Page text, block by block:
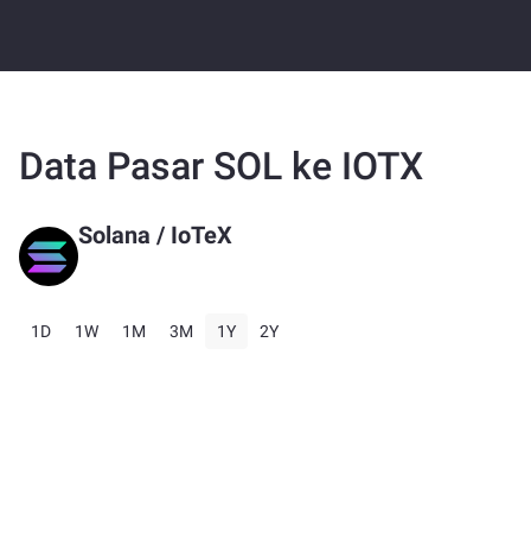
Data Pasar SOL ke IOTX
Solana / IoTeX
1D 1W 1M 3M 1Y 2Y